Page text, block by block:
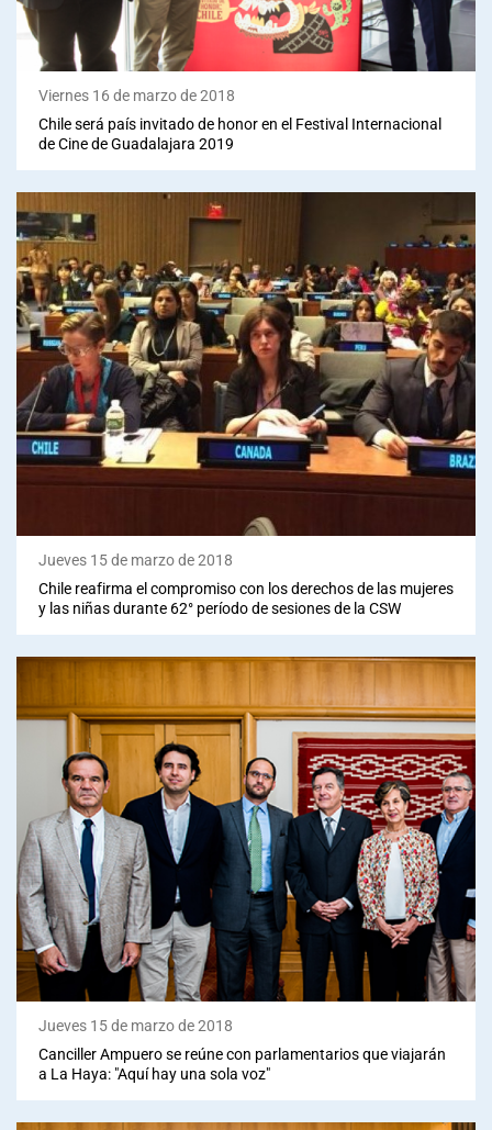
Viernes 16 de marzo de 2018
Chile será país invitado de honor en el Festival Internacional
de Cine de Guadalajara 2019
Jueves 15 de marzo de 2018
Chile reafirma el compromiso con los derechos de las mujeres
y las niñas durante 62° período de sesiones de la CSW
Jueves 15 de marzo de 2018
Canciller Ampuero se reúne con parlamentarios que viajarán
a La Haya: "Aquí hay una sola voz"